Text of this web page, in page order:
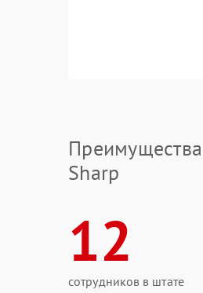
Sharp
12
сотрудников в штате